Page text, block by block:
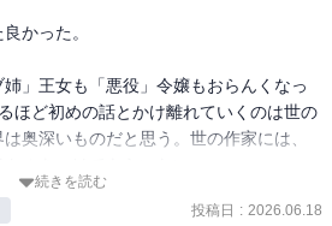
かった。
姉」王女も「悪役」令嬢もおらんくなっ
ほど初めの話とかけ離れていくのは世の
奥深いものだと思う。世の作家には、
続きを読む
投稿日 : 2026.06.18